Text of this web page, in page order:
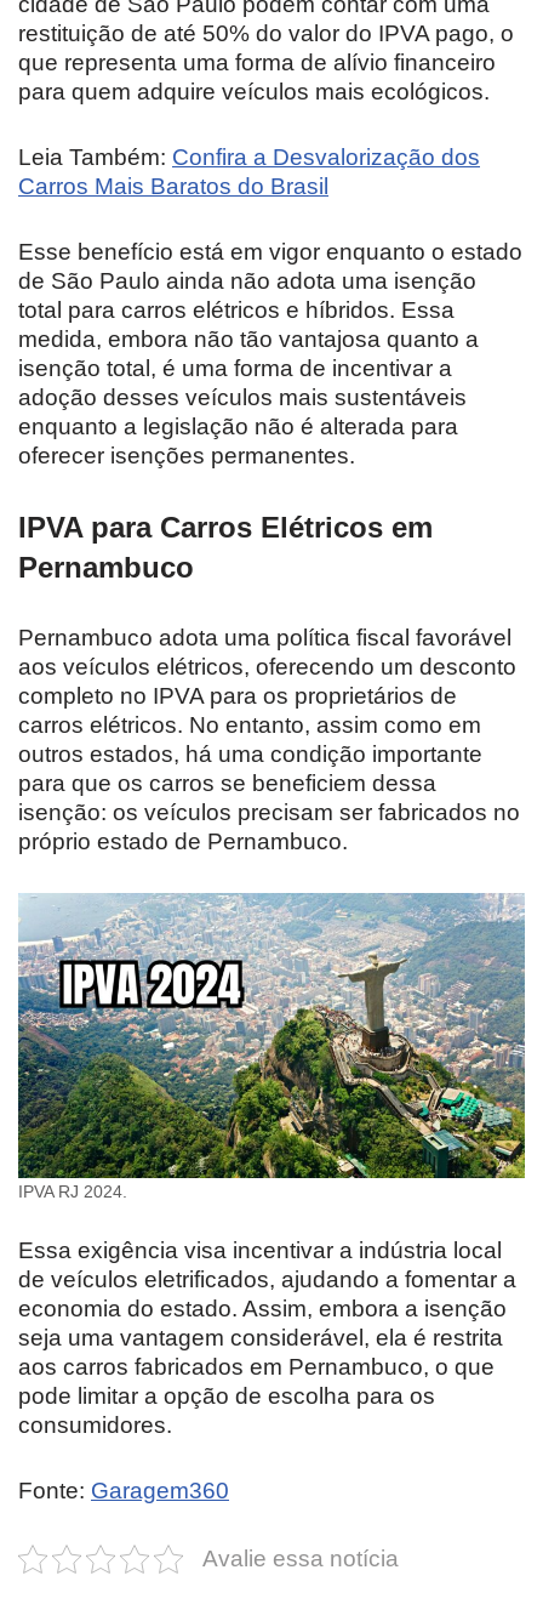
restituição de até 50% do valor do IPVA pago, o
que representa uma forma de alívio financeiro
para quem adquire veículos mais ecológicos.
Leia Também: Confira a Desvalorização dos
Carros Mais Baratos do Brasil
Esse benefício está em vigor enquanto o estado
de São Paulo ainda não adota uma isenção
total para carros elétricos e híbridos. Essa
medida, embora não tão vantajosa quanto a
isenção total, é uma forma de incentivar a
adoção desses veículos mais sustentáveis
enquanto a legislação não é alterada para
oferecer isenções permanentes.
IPVA para Carros Elétricos em
Pernambuco
Pernambuco adota uma política fiscal favorável
aos veículos elétricos, oferecendo um desconto
completo no IPVA para os proprietários de
carros elétricos. No entanto, assim como em
outros estados, há uma condição importante
para que os carros se beneficiem dessa
isenção: os veículos precisam ser fabricados no
próprio estado de Pernambuco.
IPVA RJ 2024.
Essa exigência visa incentivar a indústria local
de veículos eletrificados, ajudando a fomentar a
economia do estado. Assim, embora a isenção
seja uma vantagem considerável, ela é restrita
aos carros fabricados em Pernambuco, o que
pode limitar a opção de escolha para os
consumidores.
Fonte: Garagem360
Avalie essa notícia